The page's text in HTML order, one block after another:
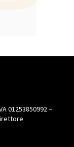
01253850992 –